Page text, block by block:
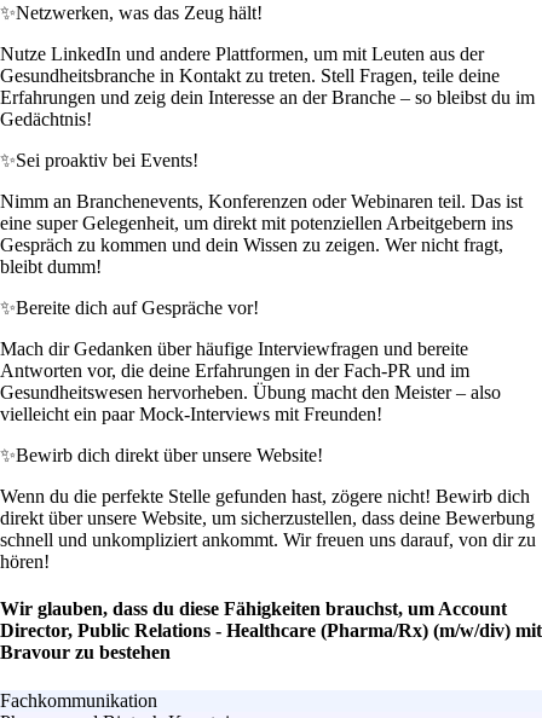
✨Netzwerken, was das Zeug hält!
Nutze LinkedIn und andere Plattformen, um mit Leuten aus der
Gesundheitsbranche in Kontakt zu treten. Stell Fragen, teile deine
Erfahrungen und zeig dein Interesse an der Branche – so bleibst du im
Gedächtnis!
✨Sei proaktiv bei Events!
Nimm an Branchenevents, Konferenzen oder Webinaren teil. Das ist
eine super Gelegenheit, um direkt mit potenziellen Arbeitgebern ins
Gespräch zu kommen und dein Wissen zu zeigen. Wer nicht fragt,
bleibt dumm!
✨Bereite dich auf Gespräche vor!
Mach dir Gedanken über häufige Interviewfragen und bereite
Antworten vor, die deine Erfahrungen in der Fach-PR und im
Gesundheitswesen hervorheben. Übung macht den Meister – also
vielleicht ein paar Mock-Interviews mit Freunden!
✨Bewirb dich direkt über unsere Website!
Wenn du die perfekte Stelle gefunden hast, zögere nicht! Bewirb dich
direkt über unsere Website, um sicherzustellen, dass deine Bewerbung
schnell und unkompliziert ankommt. Wir freuen uns darauf, von dir zu
hören!
Wir glauben, dass du diese Fähigkeiten brauchst, um Account
Director, Public Relations - Healthcare (Pharma/Rx) (m/w/div) mit
Bravour zu bestehen
Fachkommunikation